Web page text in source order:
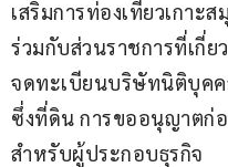
เสริมการท่องเที่ยวเกา
ร่วมกับส่วนราชการที่เกี่ย
จดทะเบียนบริษัทนิติบุคค
ซึ่งที่ดิน การขออนุญาตก่
สำหรับผู้ประกอบธุรกิจ